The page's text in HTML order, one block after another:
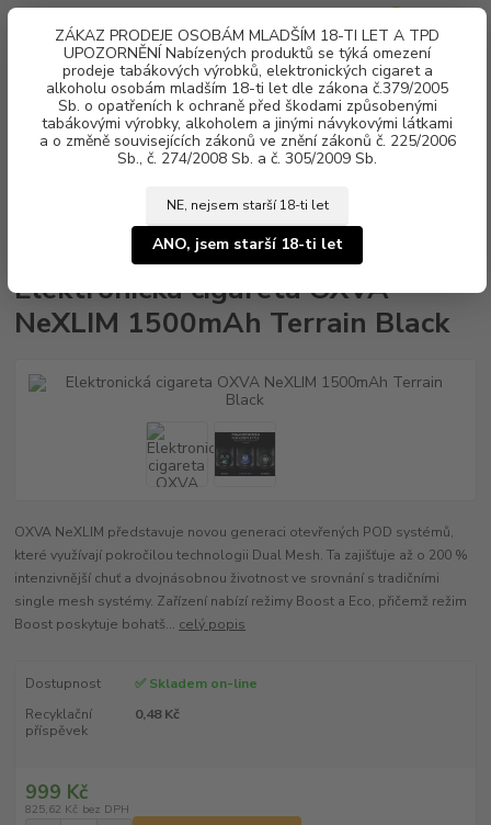
ZÁKAZ PRODEJE OSOBÁM MLADŠÍM 18-TI LET A TPD
UPOZORNĚNÍ Nabízených produktů se týká omezení
prodeje tabákových výrobků, elektronických cigaret a
alkoholu osobám mladším 18-ti let dle zákona č.379/2005
Sb. o opatřeních k ochraně před škodami způsobenými
tabákovými výrobky, alkoholem a jinými návykovými látkami
a o změně souvisejících zákonů ve znění zákonů č. 225/2006
Sb., č. 274/2008 Sb. a č. 305/2009 Sb.
NE, nejsem starší 18-ti let
ANO, jsem starší 18-ti let
Menu
za0 Kč
Elektronická cigareta OXVA
NeXLIM 1500mAh Terrain Black
OXVA NeXLIM představuje novou generaci otevřených POD systémů,
které využívají pokročilou technologii Dual Mesh. Ta zajišťuje až o 200 %
intenzivnější chuť a dvojnásobnou životnost ve srovnání s tradičními
single mesh systémy. Zařízení nabízí režimy Boost a Eco, přičemž režim
Boost poskytuje bohatš... celý popis
Dostupnost
✅ Skladem on-line
Recyklační
příspěvek
0,48 Kč
999 Kč
825,62 Kč bez DPH